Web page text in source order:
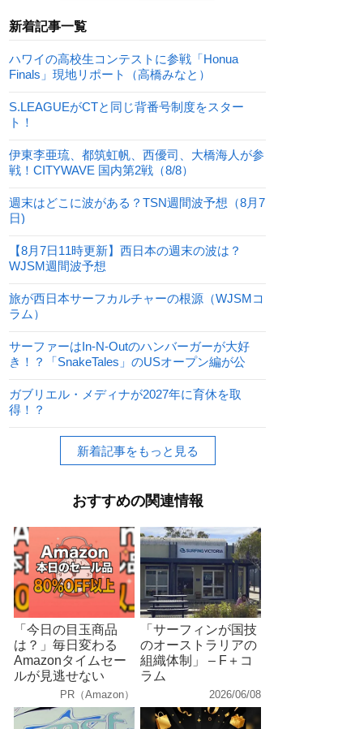
新着記事一覧
ハワイの高校生コンテストに参戦「Honua
Finals」現地リポート（高橋みなと）
S.LEAGUEがCTと同じ背番号制度をスター
ト！
伊東李亜琉、都筑虹帆、西優司、大橋海人が参
戦！CITYWAVE 国内第2戦（8/8）
週末はどこに波がある？TSN週間波予想（8月7
日)
【8月7日11時更新】西日本の週末の波は？
WJSM週間波予想
旅が西日本サーフカルチャーの根源（WJSMコ
ラム）
サーファーはIn-N-Outのハンバーガーが大好
き！？「SnakeTales」のUSオープン編が公
ガブリエル・メディナが2027年に育休を取
得！？
新着記事をもっと見る
おすすめの関連情報
「今日の目玉商品
は？」毎日変わる
Amazonタイムセー
ルが見逃せない
PR（Amazon）
「サーフィンが国技
のオーストラリアの
組織体制」 – F＋コ
ラム
2026/06/08